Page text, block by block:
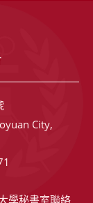
City,
學秘書室聯絡